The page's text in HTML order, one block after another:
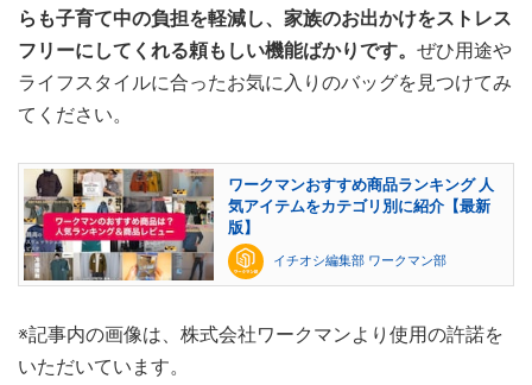
らも子育て中の負担を軽減し、家族のお出かけをストレス
フリーにしてくれる頼もしい機能ばかりです。 ぜひ用途や
ライフスタイルに合ったお気に入りのバッグを見つけてみ
てください。
ワークマンおすすめ商品ランキング 人
気アイテムをカテゴリ別に紹介【最新
版】
イチオシ編集部 ワークマン部
※記事内の画像は、株式会社ワークマンより使用の許諾を
いただいています。